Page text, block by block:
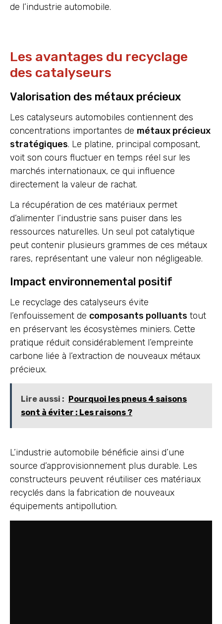
de l’industrie automobile.
Les avantages du recyclage
des catalyseurs
Valorisation des métaux précieux
Les catalyseurs automobiles contiennent des
concentrations importantes de métaux précieux
stratégiques. Le platine, principal composant,
voit son cours fluctuer en temps réel sur les
marchés internationaux, ce qui influence
directement la valeur de rachat.
La récupération de ces matériaux permet
d’alimenter l’industrie sans puiser dans les
ressources naturelles. Un seul pot catalytique
peut contenir plusieurs grammes de ces métaux
rares, représentant une valeur non négligeable.
Impact environnemental positif
Le recyclage des catalyseurs évite
l’enfouissement de composants polluants tout
en préservant les écosystèmes miniers. Cette
pratique réduit considérablement l’empreinte
carbone liée à l’extraction de nouveaux métaux
précieux.
Lire aussi :
Pourquoi les pneus 4 saisons
sont à éviter : Les raisons ?
L’industrie automobile bénéficie ainsi d’une
source d’approvisionnement plus durable. Les
constructeurs peuvent réutiliser ces matériaux
recyclés dans la fabrication de nouveaux
équipements antipollution.